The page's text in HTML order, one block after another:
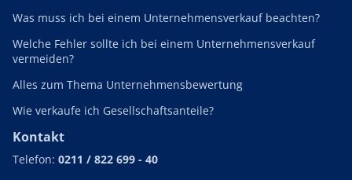
Was muss ich bei einem Unternehmensverkauf beachten?
Welche Fehler sollte ich bei einem Unternehmensverkauf
vermeiden?
Alles zum Thema Unternehmensbewertung
Wie verkaufe ich Gesellschaftsanteile?
Kontakt
Telefon: 0211 / 822 699 - 40